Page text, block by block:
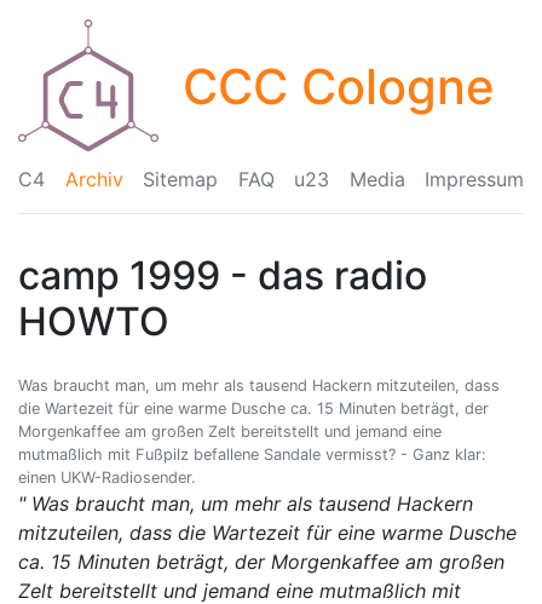
CCC Cologne
C4 Archiv Sitemap FAQ u23 Media Impressum
camp 1999 - das radio
HOWTO
Was braucht man, um mehr als tausend Hackern mitzuteilen, dass
die Wartezeit für eine warme Dusche ca. 15 Minuten beträgt, der
Morgenkaffee am großen Zelt bereitstellt und jemand eine
mutmaßlich mit Fußpilz befallene Sandale vermisst? - Ganz klar:
einen UKW-Radiosender.
" Was braucht man, um mehr als tausend Hackern
mitzuteilen, dass die Wartezeit für eine warme Dusche
ca. 15 Minuten beträgt, der Morgenkaffee am großen
Zelt bereitstellt und jemand eine mutmaßlich mit